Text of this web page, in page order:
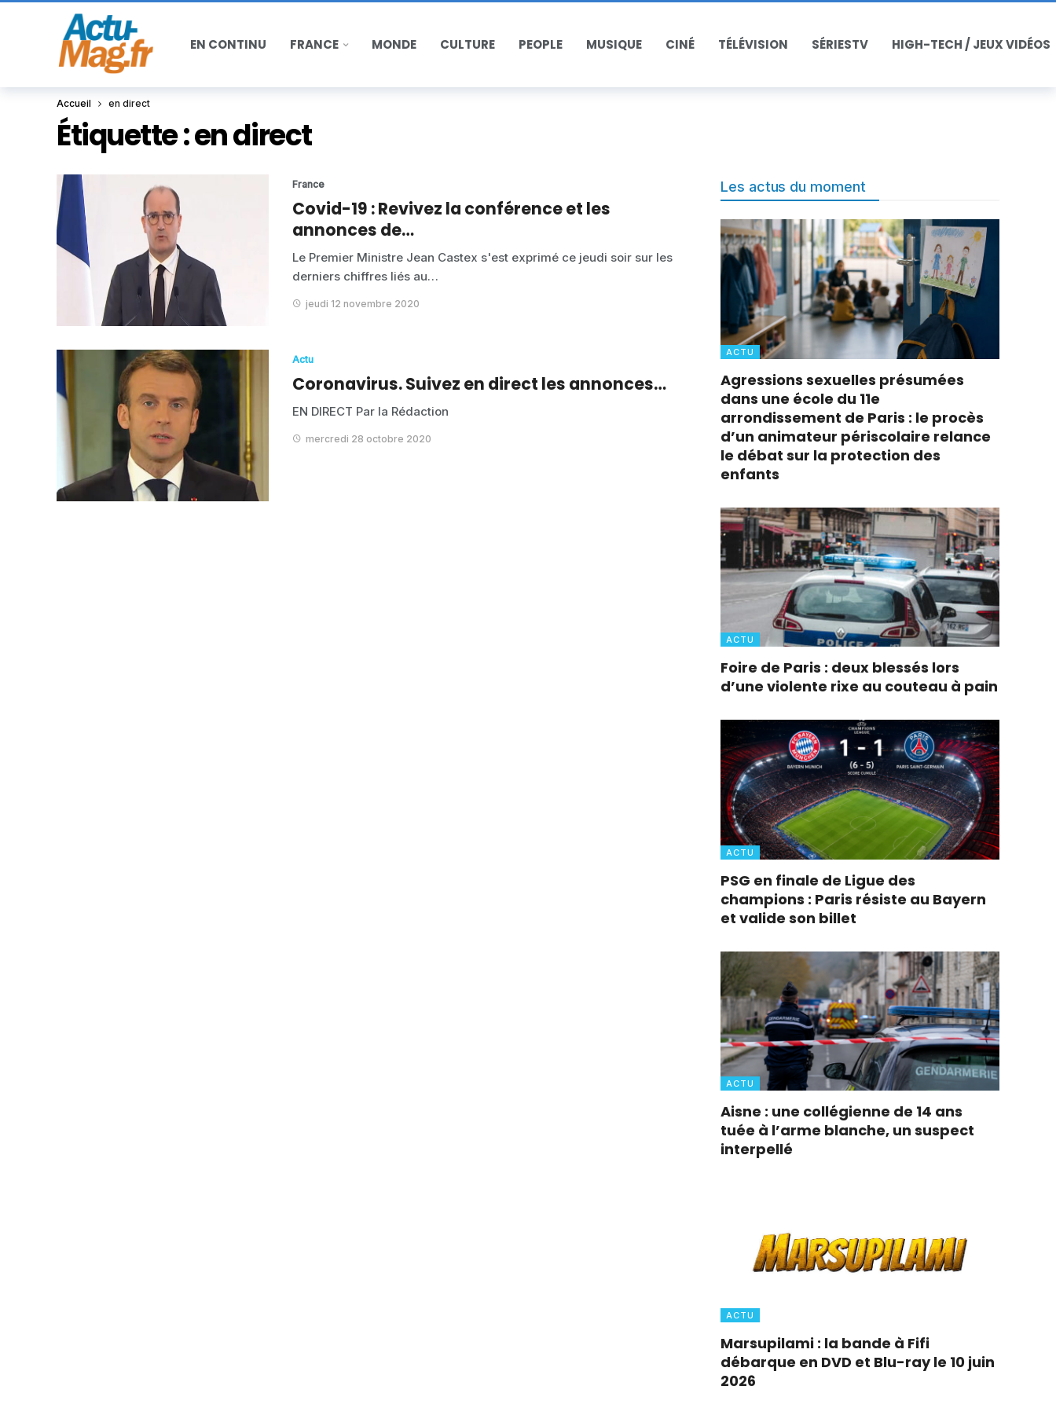
EN CONTINU FRANCE MONDE CULTURE PEOPLE MUSIQUE CINÉ TÉLÉVISION SÉRIESTV HIGH-TECH / JEUX VIDÉOS
Accueil en direct
Étiquette :en direct
France
Covid-19 : Revivez la conférence et les
annonces de…
Le Premier Ministre Jean Castex s'est exprimé ce jeudi soir sur les
derniers chiffres liés au…
jeudi 12 novembre 2020
Actu
Coronavirus. Suivez en direct les annonces…
EN DIRECT Par la Rédaction
mercredi 28 octobre 2020
Les actus du moment
ACTU
Agressions sexuelles présumées
dans une école du 11e
arrondissement de Paris : le procès
d’un animateur périscolaire relance
le débat sur la protection des
enfants
ACTU
Foire de Paris : deux blessés lors
d’une violente rixe au couteau à pain
ACTU
PSG en finale de Ligue des
champions : Paris résiste au Bayern
et valide son billet
ACTU
Aisne : une collégienne de 14 ans
tuée à l’arme blanche, un suspect
interpellé
ACTU
Marsupilami : la bande à Fifi
débarque en DVD et Blu-ray le 10 juin
2026